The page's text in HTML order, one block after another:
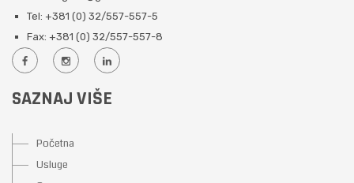
Tel: +381 (0) 32/557-557-5
Fax: +381 (0) 32/557-557-8
SAZNAJ VIŠE
Početna
Usluge